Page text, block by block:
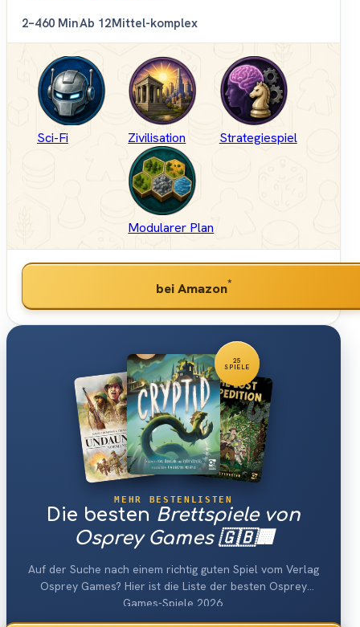
2–460 MinAb 12Mittel-komplex
Sci-Fi Zivilisation Strategiespiel
Modularer Plan
bei Amazon*
25
SPIELE
MEHR BESTENLISTEN
Die besten Brettspiele von
Osprey Games 🇬🇧🏢
Auf der Suche nach einem richtig guten Spiel vom Verlag
Osprey Games? Hier ist die Liste der besten Osprey
Games-Spiele 2026.